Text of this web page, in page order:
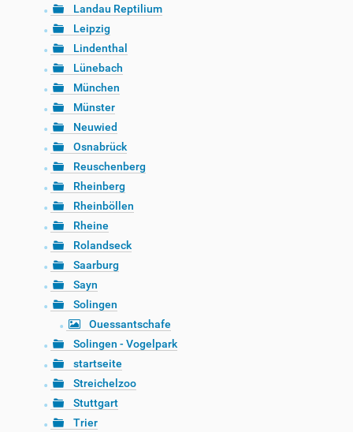
Landau Reptilium
Leipzig
Lindenthal
Lünebach
München
Münster
Neuwied
Osnabrück
Reuschenberg
Rheinberg
Rheinböllen
Rheine
Rolandseck
Saarburg
Sayn
Solingen
Ouessantschafe
Solingen - Vogelpark
startseite
Streichelzoo
Stuttgart
Trier